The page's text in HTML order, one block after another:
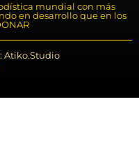
mundial con más
en desarrollo que en los
Atiko.Studio